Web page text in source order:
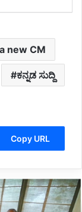
new CM
ಕನ್ನಡ ಸುದ್ದಿ
Copy URL